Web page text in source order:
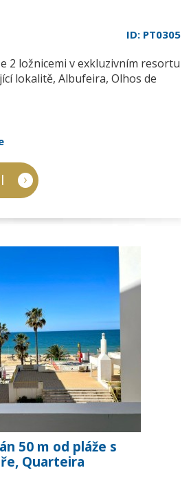
ID: PT0305
2 ložnicemi v exkluzivním resortu
lokalitě, Albufeira, Olhos de
50 m od pláže s
Quarteira